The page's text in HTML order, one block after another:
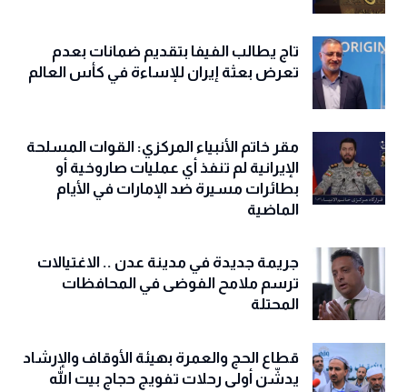
تاج يطالب الفيفا بتقديم ضمانات بعدم
تعرض بعثة إيران للإساءة في كأس العالم
مقر خاتم الأنبياء المركزي: القوات المسلحة
الإيرانية لم تنفذ أي عمليات صاروخية أو
بطائرات مسيرة ضد الإمارات في الأيام
الماضية
جريمة جديدة في مدينة عدن .. الاغتيالات
ترسم ملامح الفوضى في المحافظات
المحتلة
قطاع الحج والعمرة بهيئة الأوقاف والإرشاد
يدشّن أولى رحلات تفويج حجاج بيت الله